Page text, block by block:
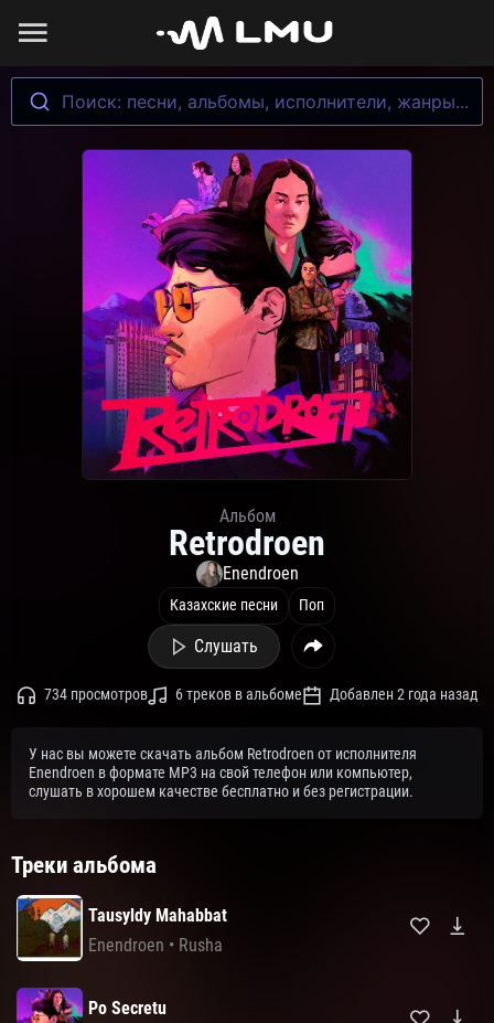
Поиск: песни, альбомы, исполнители, жанры...
Альбом
Retrodroen
Enendroen
Казахские песни Поп
Слушать
734 просмотров 6 треков в альбоме Добавлен 2 года назад
У нас вы можете скачать альбом Retrodroen от исполнителя
Enendroen в формате MP3 на свой телефон или компьютер,
слушать в хорошем качестве бесплатно и без регистрации.
Треки альбома
Tausyldy Mahabbat
Enendroen • Rusha
Po Secretu